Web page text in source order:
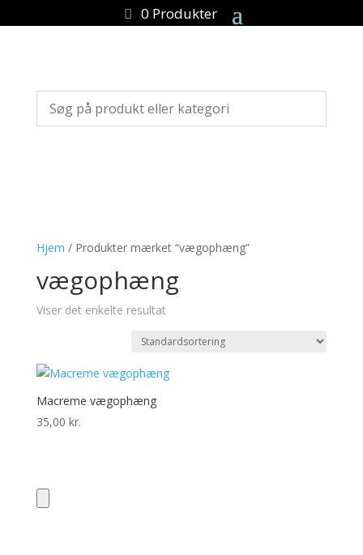
0 Produkter
Hjem / Produkter mærket “vægophæng”
vægophæng
Viser det enkelte resultat
Macreme vægophæng
35,00 kr.